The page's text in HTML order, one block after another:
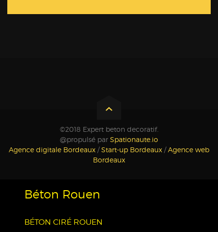
©2018 Expert beton decoratif.
@propulsé par Spationaute.io
Agence digitale Bordeaux /Start-up Bordeaux /Agence web
Bordeaux
Béton Rouen
BÉTON CIRÉ ROUEN